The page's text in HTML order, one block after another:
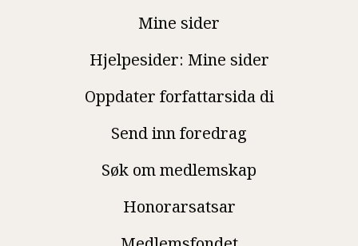
Mine sider
Hjelpesider: Mine sider
Oppdater forfattarsida di
Send inn foredrag
Søk om medlemskap
Honorarsatsar